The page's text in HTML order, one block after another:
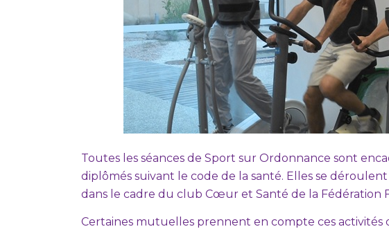
Toutes les séances de Sport sur Ordonnance sont
diplômés suivant le code de la santé. Elles se
dans le cadre du club Cœur et Santé de la Fédération
Certaines mutuelles prennent en compte ces activités